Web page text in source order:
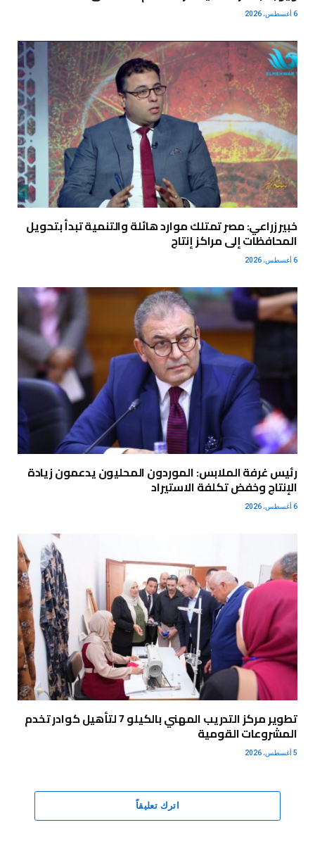
6 أغسطس، 2026
خبير زراعي: مصر تمتلك موارد هائلة والتنمية تبدأ بتحويل
المحافظات إلى مراكز إنتاج
6 أغسطس، 2026
رئيس غرفة الملابس: الموردون المحليون يدعمون زيادة
الإنتاج وخفض تكلفة الاستيراد
6 أغسطس، 2026
تطوير مركز التدريب المهني بالكيلو 7 لتأهيل كوادر تخدم
المشروعات القومية
5 أغسطس، 2026
اترك تعليقاً